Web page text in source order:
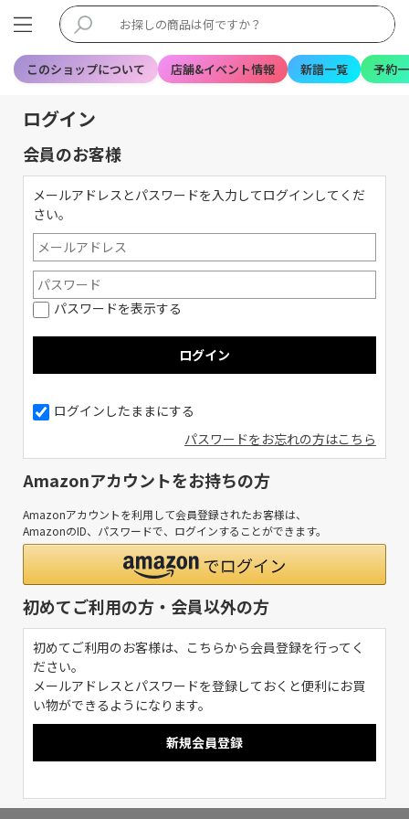
このショップについて 店舗&イベント情報 新譜一覧 予約
ログイン
会員のお客様
メールアドレスとパスワードを入力してログインしてくだ
さい。
パスワードを表示する
ログインしたままにする
パスワードをお忘れの方はこちら
Amazonアカウントをお持ちの方
Amazonアカウントを利用して会員登録されたお客様は、
AmazonのID、パスワードで、ログインすることができます。
初めてご利用の方・会員以外の方
初めてご利用のお客様は、こちらから会員登録を行ってく
ださい。
メールアドレスとパスワードを登録しておくと便利にお買
い物ができるようになります。